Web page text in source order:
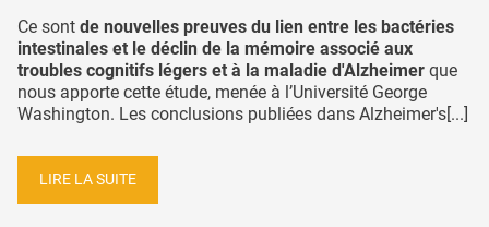
Ce sont de nouvelles preuves du lien entre les bactéries
intestinales et le déclin de la mémoire associé aux
troubles cognitifs légers et à la maladie d'Alzheimer que
nous apporte cette étude, menée à l’Université George
Washington. Les conclusions publiées dans Alzheimer's[...]
LIRE LA SUITE